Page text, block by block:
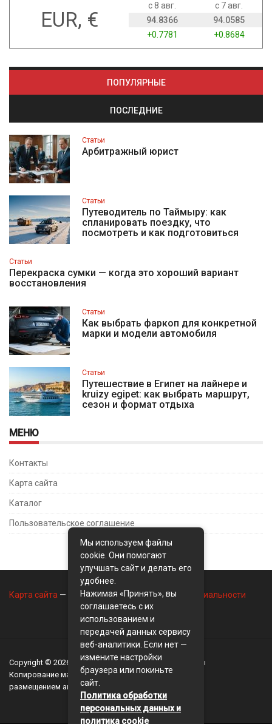
EUR, €
с 8 авг.
с 7 авг.
94.8366
94.0585
+0.7781
+0.8684
ПОПУЛЯРНЫЕ
ПОСЛЕДНИЕ
Статьи
Арбитражный юрист
Статьи
Путеводитель по Таймыру: как
спланировать поездку, что
посмотреть и как подготовиться
Статьи
Перекраска сумки — когда это хороший вариант
восстановления
Статьи
Как выбрать фаркоп для конкретной
марки и модели автомобиля
Статьи
Путешествие в Египет на лайнере и
kruizy egipet: как выбрать маршрут,
сезон и формат отдыха
МЕНЮ
Контакты
Карта сайта
Каталог
Пользовательское соглашение
Карта сайта — Контакты— Политика конфиденциальности
Copyright © 2026 BusinessMix- Экономика и финансы
Копирование материалов разрешается, только с
размещением активной ссылки на сайт
Мы используем файлы
cookie. Они помогают
улучшать сайт и делать его
удобнее.
Нажимая «Принять», вы
соглашаетесь с их
использованием и
передачей данных сервису
веб-аналитики. Если нет —
измените настройки
браузера или покиньте
сайт.
Политика обработки
персональных данных и
политика cookie